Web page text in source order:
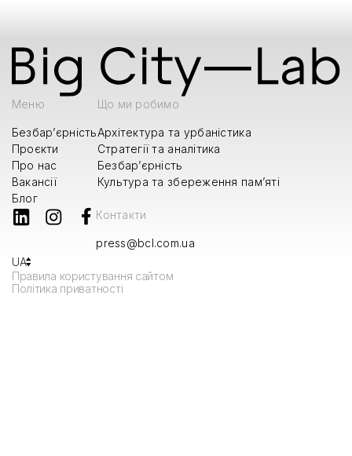
Меню
Безбар’єрність
Проєкти
Про нас
Вакансії
Блог
Що ми робимо
Архітектура та урбаністика
Стратегії та аналітика
Безбар’єрність
Культура та збереження пам’яті
Контакти
press@bcl.com.ua
UA
Правила користування сайтом
Політика приватності